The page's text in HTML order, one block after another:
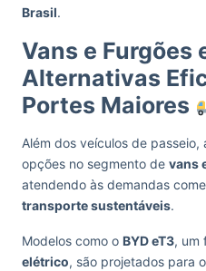
Brasil.
Vans e Furgões
Alternativas
Portes Maiores
Além dos veículos de
opções no segmento de vans
atendendo às demandas
transporte sustentáveis.
Modelos como o BYD eT3, um
elétrico, são projetados para